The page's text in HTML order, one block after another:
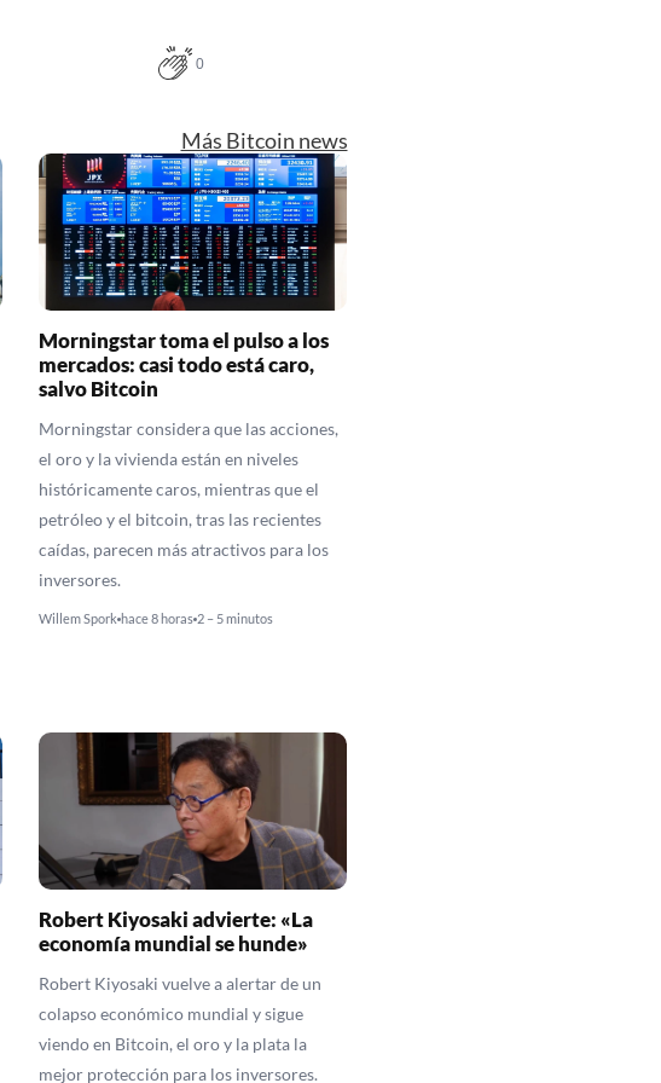
0
Más Bitcoin news
Morningstar toma el pulso a los
mercados: casi todo está caro,
salvo Bitcoin
Morningstar considera que las acciones,
el oro y la vivienda están en niveles
históricamente caros, mientras que el
petróleo y el bitcoin, tras las recientes
caídas, parecen más atractivos para los
inversores.
Willem Spork hace 8 horas 2 – 5 minutos
Robert Kiyosaki advierte: «La
economía mundial se hunde»
Robert Kiyosaki vuelve a alertar de un
colapso económico mundial y sigue
viendo en Bitcoin, el oro y la plata la
mejor protección para los inversores.